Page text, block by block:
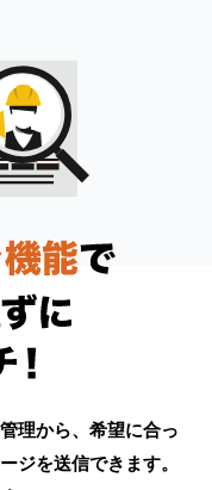
理から、希望に合っ
ジを送信できます。